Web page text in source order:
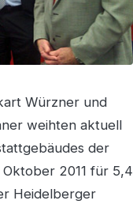
Würzner und
weihten aktuell
der
2011 für 5,4
Heidelberger